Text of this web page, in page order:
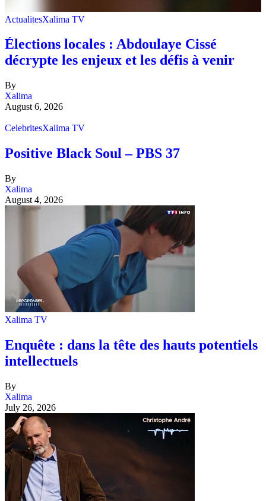
ActualitesXalima TV
Élections locales : Abdoulaye Cissé
décrypte les enjeux et les défis à venir
By
Xalima
August 6, 2026
CelebritesXalima TV
Positive Black Soul – PBS 37
By
Xalima
August 4, 2026
Xalima TV
Enquête : dans la tête des hauts potentiels
intellectuels
By
Xalima
July 26, 2026